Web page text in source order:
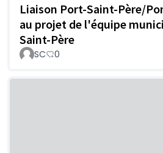
Liaison Port-Saint-Père/
au projet de l'équipe
Saint-Père
SC 0